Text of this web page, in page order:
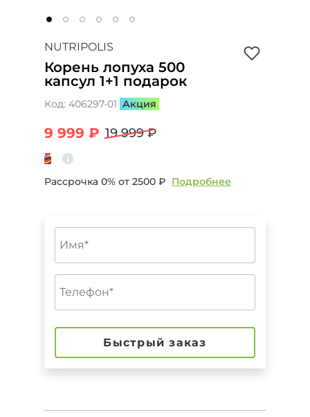
NUTRIPOLIS
Корень лопуха 500
капсул 1+1 подарок
Код: 406297-01 Акция
9 999 ₽ 19 999 ₽
Рассрочка 0% от 2500 ₽ Подробнее
Быстрый заказ